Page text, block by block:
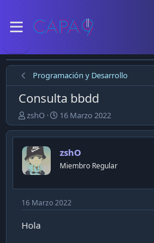
Programación y Desarrollo
Consulta bbdd
E
m
p
e
z
ó
l
t
e
m
zshO
F
e
c
a
d
p
u
b
16 Marzo 2022
zshO
Miembro Regular
16 Marzo 2022
Hola